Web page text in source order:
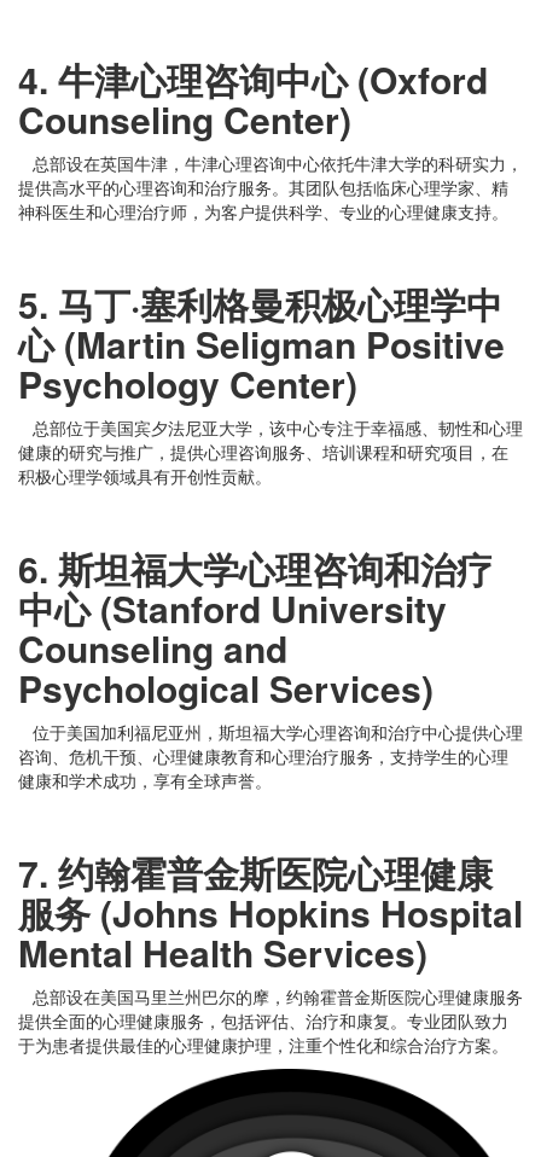
4. 牛津心理咨询中心 (Oxford
Counseling Center)
总部设在英国牛津，牛津心理咨询中心依托牛津大学的科研实力，
提供高水平的心理咨询和治疗服务。其团队包括临床心理学家、精
神科医生和心理治疗师，为客户提供科学、专业的心理健康支持。
5. 马丁·塞利格曼积极心理学中
心 (Martin Seligman Positive
Psychology Center)
总部位于美国宾夕法尼亚大学，该中心专注于幸福感、韧性和心理
健康的研究与推广，提供心理咨询服务、培训课程和研究项目，在
积极心理学领域具有开创性贡献。
6. 斯坦福大学心理咨询和治疗
中心 (Stanford University
Counseling and
Psychological Services)
位于美国加利福尼亚州，斯坦福大学心理咨询和治疗中心提供心理
咨询、危机干预、心理健康教育和心理治疗服务，支持学生的心理
健康和学术成功，享有全球声誉。
7. 约翰霍普金斯医院心理健康
服务 (Johns Hopkins Hospital
Mental Health Services)
总部设在美国马里兰州巴尔的摩，约翰霍普金斯医院心理健康服务
提供全面的心理健康服务，包括评估、治疗和康复。专业团队致力
于为患者提供最佳的心理健康护理，注重个性化和综合治疗方案。